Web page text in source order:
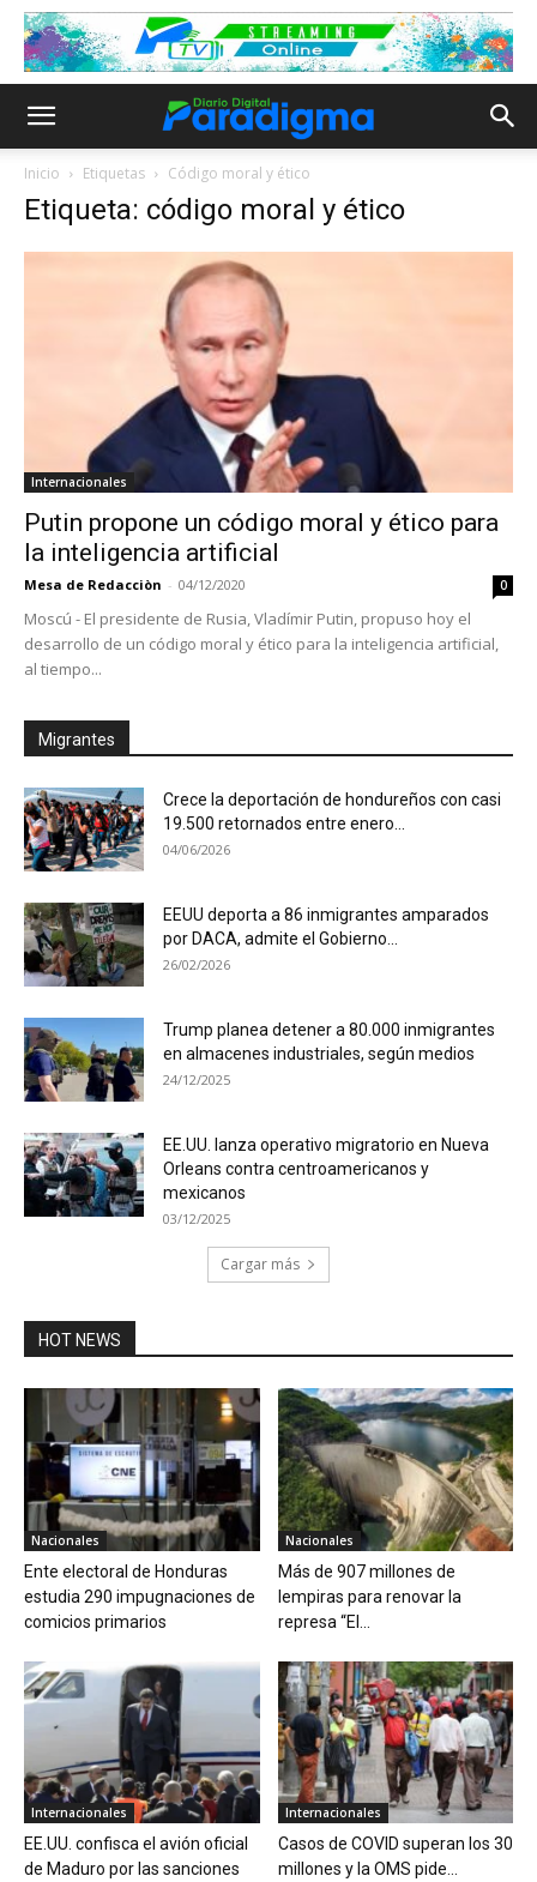
Inicio Etiquetas Código moral y ético
Etiqueta: código moral y ético
Internacionales
Putin propone un código moral y ético para
la inteligencia artificial
Mesa de Redacciòn - 04/12/2020 0
Moscú - El presidente de Rusia, Vladímir Putin, propuso hoy el
desarrollo de un código moral y ético para la inteligencia artificial,
al tiempo...
Migrantes
Crece la deportación de hondureños con casi
19.500 retornados entre enero...
04/06/2026
EEUU deporta a 86 inmigrantes amparados
por DACA, admite el Gobierno...
26/02/2026
Trump planea detener a 80.000 inmigrantes
en almacenes industriales, según medios
24/12/2025
EE.UU. lanza operativo migratorio en Nueva
Orleans contra centroamericanos y
mexicanos
03/12/2025
Cargar más
HOT NEWS
Nacionales
Ente electoral de Honduras
estudia 290 impugnaciones de
comicios primarios
Nacionales
Más de 907 millones de
lempiras para renovar la
represa “El...
Internacionales
EE.UU. confisca el avión oficial
de Maduro por las sanciones
Internacionales
Casos de COVID superan los 30
millones y la OMS pide...